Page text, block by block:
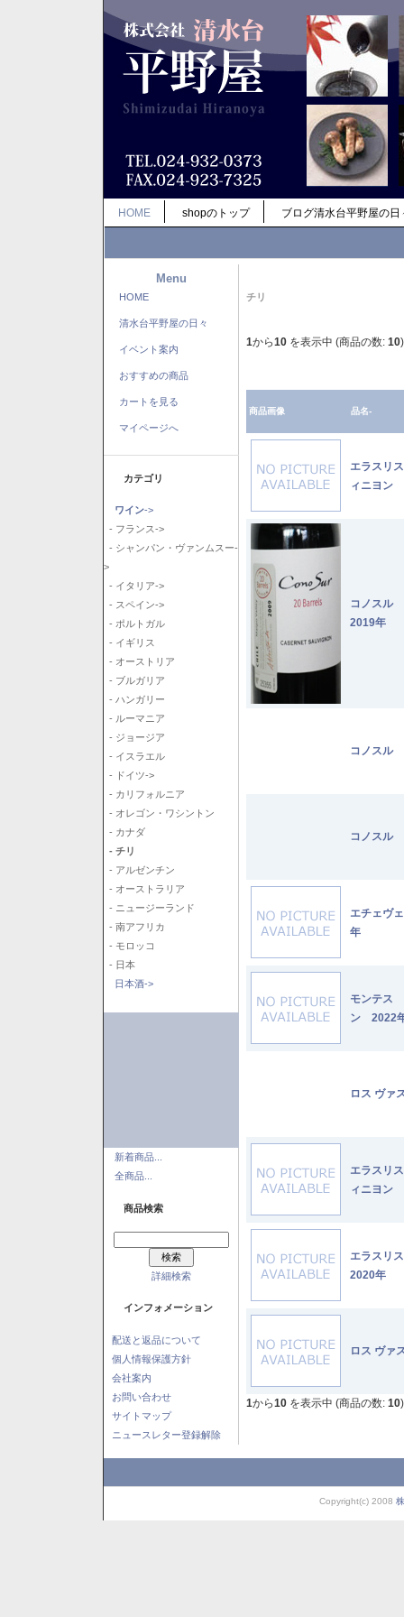
HOME shopのトップ ブログ清水台平野屋の日
Menu
HOME
清水台平野屋の日々
イベント案内
おすすめの商品
カートを見る
マイページへ
カテゴリ
ワイン->
- フランス->
- シャンパン・ヴァンムスー-
>
- イタリア->
- スペイン->
- ポルトガル
- イギリス
- オーストリア
- ブルガリア
- ハンガリー
- ルーマニア
- ジョージア
- イスラエル
- ドイツ->
- カリフォルニア
- オレゴン・ワシントン
- カナダ
- チリ
- アルゼンチン
- オーストラリア
- ニュージーランド
- 南アフリカ
- モロッコ
- 日本
日本酒->
新着商品...
全商品...
商品検索
詳細検索
インフォメーション
配送と返品について
個人情報保護方針
会社案内
お問い合わせ
サイトマップ
ニュースレター登録解除
チリ
1から10 を表示中 (商品の数: 10)
商品画像 品名-
エラスリ
ィニヨン
コノスル
2019年
コノスル
コノスル
エチェヴ
年
モンテス
ン 2022
ロス ヴァ
エラスリ
ィニヨン
エラスリ
2020年
ロス ヴァ
1から10 を表示中 (商品の数: 10)
Copyright(c) 2008